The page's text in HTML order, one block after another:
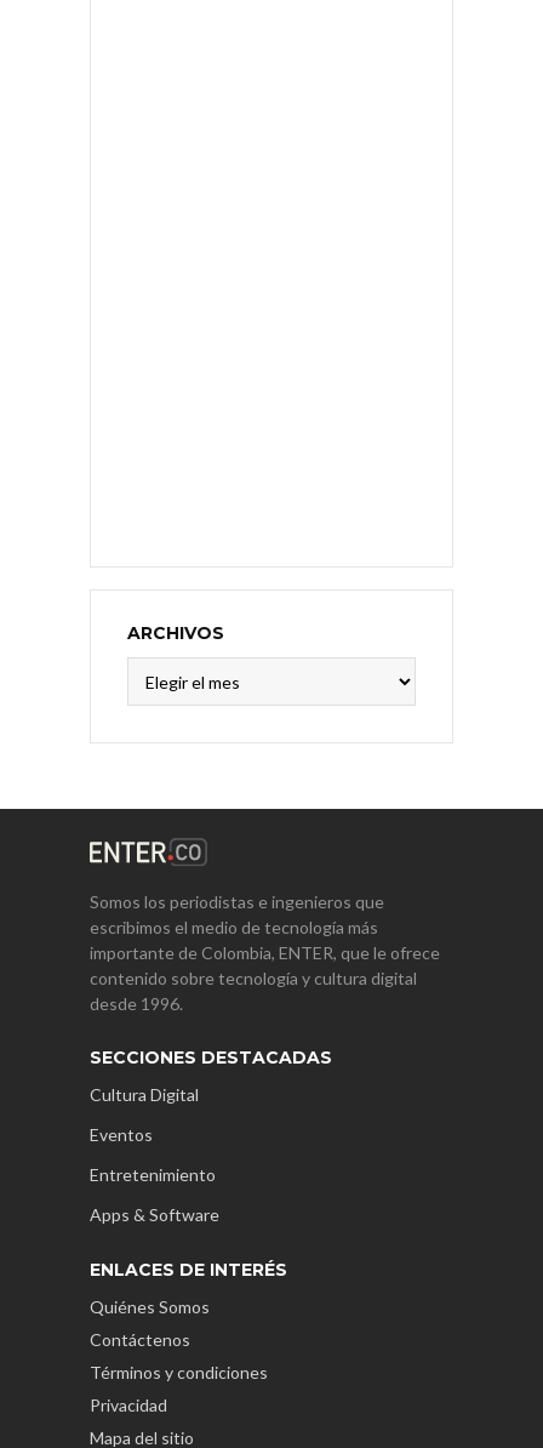
ARCHIVOS
Somos los periodistas e ingenieros que
escribimos el medio de tecnología más
importante de Colombia, ENTER, que le ofrece
contenido sobre tecnología y cultura digital
desde 1996.
SECCIONES DESTACADAS
Cultura Digital
Eventos
Entretenimiento
Apps & Software
ENLACES DE INTERÉS
Quiénes Somos
Contáctenos
Términos y condiciones
Privacidad
Mapa del sitio